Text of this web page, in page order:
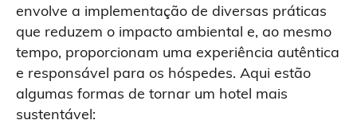
envolve a implementação de diversas práticas
que reduzem o impacto ambiental e, ao mesmo
tempo, proporcionam uma experiência autêntica
e responsável para os hóspedes. Aqui estão
algumas formas de tornar um hotel mais
sustentável: